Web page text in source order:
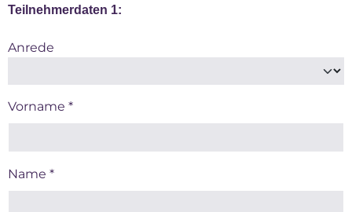
Teilnehmerdaten 1:
Anrede
Vorname *
Name *